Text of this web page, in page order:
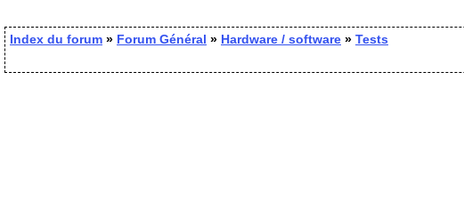
Index du forum » Forum Général » Hardware / software » Tests